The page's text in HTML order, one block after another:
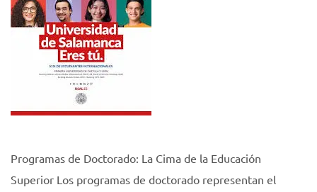
Programas de Doctorado: La Cima de la Educación
Superior Los programas de doctorado representan el